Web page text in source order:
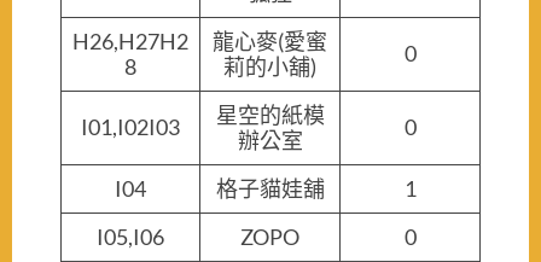
H26,H27H2
8
龍心麥(愛蜜
莉的小舖)
0
I01,I02I03
星空的紙模
辦公室
0
I04 格子貓娃舖
1
I05,I06
ZOPO
0